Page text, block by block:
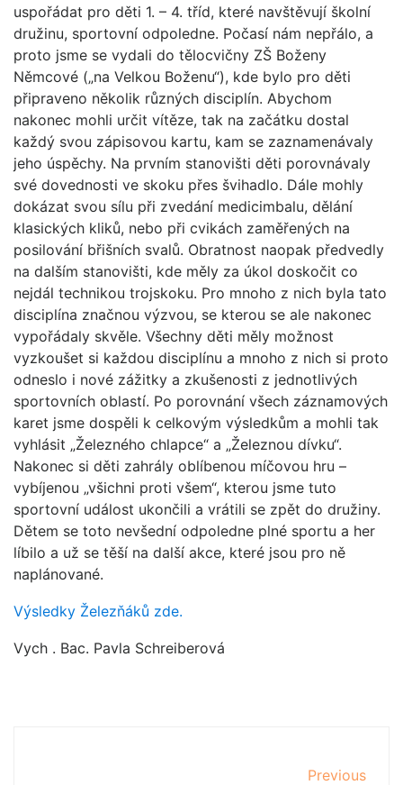
uspořádat pro děti 1. – 4. tříd, které navštěvují školní
družinu, sportovní odpoledne. Počasí nám nepřálo, a
proto jsme se vydali do tělocvičny ZŠ Boženy
Němcové („na Velkou Boženu“), kde bylo pro děti
připraveno několik různých disciplín. Abychom
nakonec mohli určit vítěze, tak na začátku dostal
každý svou zápisovou kartu, kam se zaznamenávaly
jeho úspěchy. Na prvním stanovišti děti porovnávaly
své dovednosti ve skoku přes švihadlo. Dále mohly
dokázat svou sílu při zvedání medicimbalu, dělání
klasických kliků, nebo při cvikách zaměřených na
posilování břišních svalů. Obratnost naopak předvedly
na dalším stanovišti, kde měly za úkol doskočit co
nejdál technikou trojskoku. Pro mnoho z nich byla tato
disciplína značnou výzvou, se kterou se ale nakonec
vypořádaly skvěle. Všechny děti měly možnost
vyzkoušet si každou disciplínu a mnoho z nich si proto
odneslo i nové zážitky a zkušenosti z jednotlivých
sportovních oblastí. Po porovnání všech záznamových
karet jsme dospěli k celkovým výsledkům a mohli tak
vyhlásit „Železného chlapce“ a „Železnou dívku“.
Nakonec si děti zahrály oblíbenou míčovou hru –
vybíjenou „všichni proti všem“, kterou jsme tuto
sportovní událost ukončili a vrátili se zpět do družiny.
Dětem se toto nevšední odpoledne plné sportu a her
líbilo a už se těší na další akce, které jsou pro ně
naplánované.
Výsledky Železňáků zde.
Vych . Bac. Pavla Schreiberová
Previous